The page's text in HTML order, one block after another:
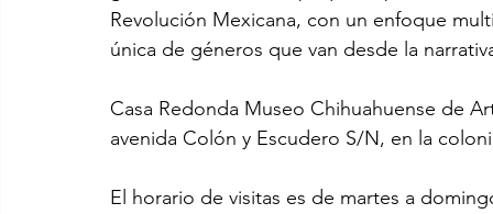
Revolución Mexicana, con un enfoque
única de géneros que van desde la
Casa Redonda Museo Chihuahuense de
avenida Colón y Escudero S/N, en la
El horario de visitas es de martes a